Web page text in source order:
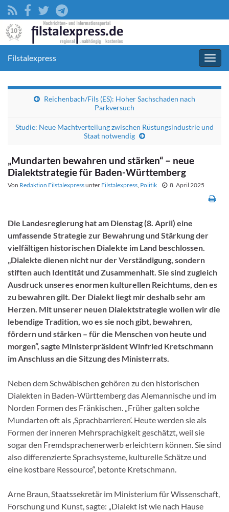
Filstalexpress
Reichenbach/Fils (ES): Hoher Sachschaden nach
Parkversuch
Studie: Neue Machtverteilung zwischen Rüstungsindustrie und
Staat notwendig
„Mundarten bewahren und stärken“ – neue
Dialektstrategie für Baden-Württemberg
Von Redaktion Filstalexpressunter Filstalexpress, Politik 8. April 2025
Die Landesregierung hat am Dienstag (8. April) eine
umfassende Strategie zur Bewahrung und Stärkung der
vielfältigen historischen Dialekte im Land beschlossen.
„Dialekte dienen nicht nur der Verständigung, sondern
stiften auch Identität und Zusammenhalt. Sie sind zugleich
Ausdruck unseres enormen kulturellen Reichtums, den es
zu bewahren gilt. Der Dialekt liegt mir deshalb sehr am
Herzen. Mit unserer neuen Dialektstrategie wollen wir die
lebendige Tradition, wo es sie noch gibt, bewahren,
fördern und stärken – für die Menschen von heute und
morgen“, sagte Ministerpräsident Winfried Kretschmann
im Anschluss an die Sitzung des Ministerrats.
Neben dem Schwäbischen gehören zu den historischen
Dialekten in Baden-Württemberg das Alemannische und im
Norden Formen des Fränkischen. „Früher galten solche
Mundarten oft als ‚Sprachbarrieren‘. Heute werden sie als
Formen der inneren Mehrsprachigkeit geschätzt, weil sie
sogar den Fremdsprachenerwerb erleichtern können. Sie sind
also differenzierte Sprachsysteme, kulturelle Schätze und
eine kostbare Ressource“, betonte Kretschmann.
Arne Braun, Staatssekretär im Ministerium für Wissenschaft,
Forschung und Kunst, sagte: „Dialekt ist wie nach Hause